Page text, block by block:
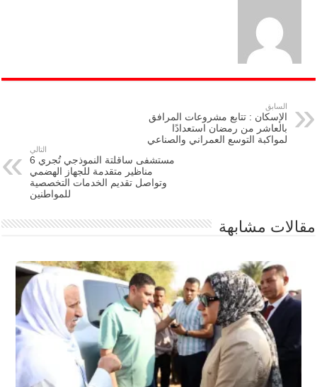
السابق
الإسكان : تتابع مشروعات المرافق
بالعاشر من رمضان استعدادًا
لمواكبة التوسع العمراني والصناعي
التالي
مستشفى ساقلتة النموذجي تُجري 6
مناظير متقدمة للجهاز الهضمي
وتواصل تقديم الخدمات التخصصية
للمواطنين
مقالات مشابهة